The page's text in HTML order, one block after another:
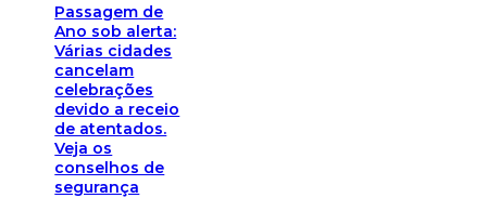
Passagem de
Ano sob alerta:
Várias cidades
cancelam
celebrações
devido a receio
de atentados.
Veja os
conselhos de
segurança